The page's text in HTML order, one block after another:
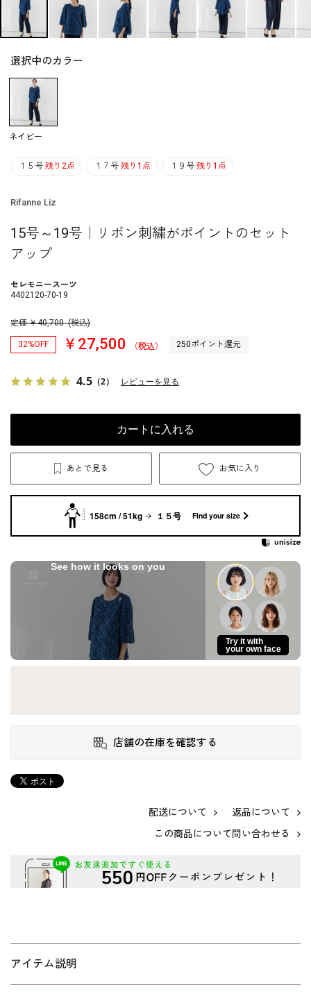
選択中のカラー
ネイビー
１５号 残り2点 １７号 残り1点 １９号 残り1点
Rifanne Liz
15号～19号｜リボン刺繍がポイントのセット
アップ
セレモニースーツ
4402120-70-19
定価 ￥40,700 (税込)
32%OFF ￥27,500 （税込） 250ポイント還元
4.5 （2） レビューを見る
カートに入れる
あとで見る お気に入り
158cm / 51kg １５号 Find your size
See how it looks on you
Try it with
your own face
店舗の在庫を確認する
配送について
返品について
この商品について問い合わせる
アイテム説明